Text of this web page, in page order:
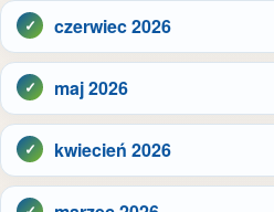
czerwiec 2026
maj 2026
kwiecień 2026